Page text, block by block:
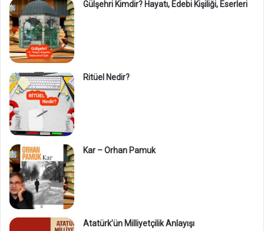
Gülşehri Kimdir? Hayatı, Edebi Kişiliği, Eserleri
Ritüel Nedir?
Kar – Orhan Pamuk
Atatürk’ün Milliyetçilik Anlayışı